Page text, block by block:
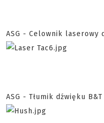
ASG - Celownik laserowy
ASG - Tłumik dźwięku B&T